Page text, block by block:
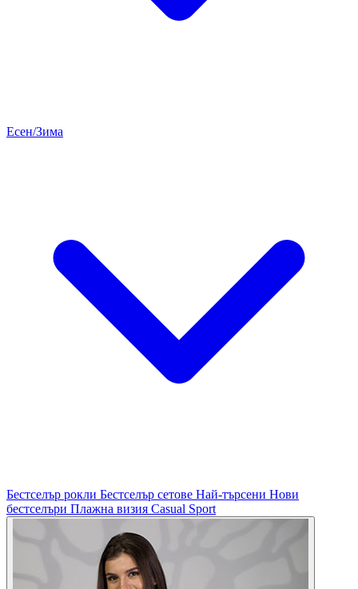
Есен/Зима
Бестселър рокли Бестселър сетове Най-търсени Нови
бестселъри Плажна визия Casual Sport